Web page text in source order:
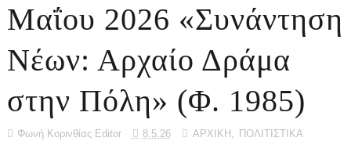
Μαΐου 2026 «Συνάντηση
Νέων: Αρχαίο Δράμα
στην Πόλη» (Φ. 1985)
Φωνή Κορινθίας Editor 8.5.26 ΑΡΧΙΚΗ ΠΟΛΙΤΙΣΤΙΚΑ